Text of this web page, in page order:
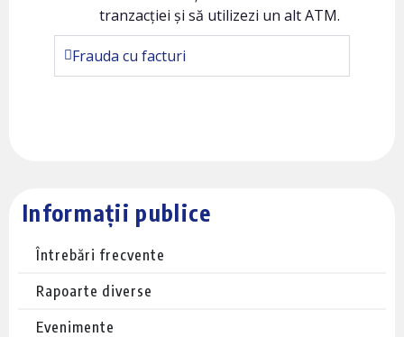
Informații publice
Întrebări frecvente
Rapoarte diverse
Evenimente
tranzacției și să utilizezi un alt ATM.
Frauda cu facturi